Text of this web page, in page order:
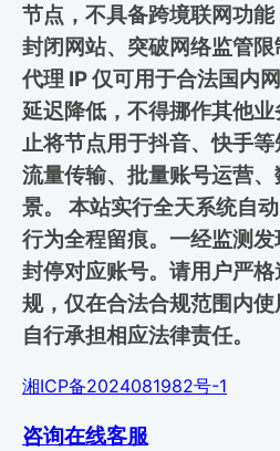
节点，不具备跨境联网功
封闭网站、突破网络监管
代理 IP 仅可用于合法国内
延迟降低，不得挪作其他
止将节点用于抖音、快手
流量传输、批量账号运营
景。 本站实行全天系统自
行为全程留痕。一经监测
封停对应账号。请用户严
规，仅在合法合规范围内
自行承担相应法律责任。
湘ICP备2024081982号-1
咨询在线客服